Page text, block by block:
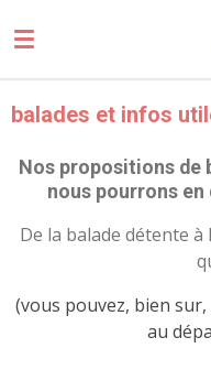
au
principal
balades et infos
Nos propositions de
nous pourrons
De la balade détente
(vous pouvez, bien
au